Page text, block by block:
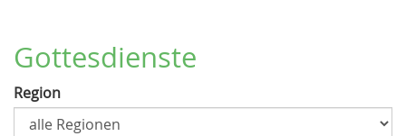
Gottesdienste
Region